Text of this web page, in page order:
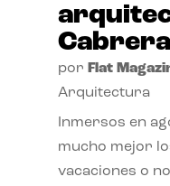
Cabrera
por Flat
Arquitectura
Inmersos en
mucho mejor
vacaciones o